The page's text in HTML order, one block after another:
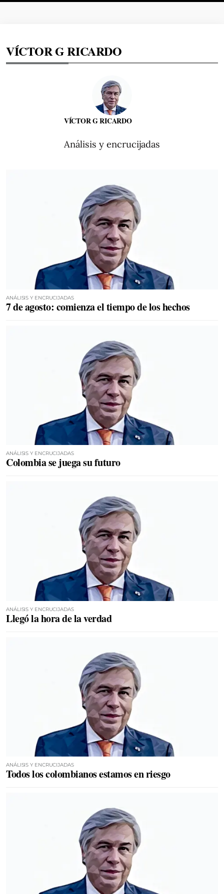
VÍCTOR G RICARDO
VÍCTOR G RICARDO
Análisis y encrucijadas
ANÁLISIS Y ENCRUCIJADAS
7 de agosto: comienza el tiempo de los hechos
ANÁLISIS Y ENCRUCIJADAS
Colombia se juega su futuro
ANÁLISIS Y ENCRUCIJADAS
Llegó la hora de la verdad
ANÁLISIS Y ENCRUCIJADAS
Todos los colombianos estamos en riesgo